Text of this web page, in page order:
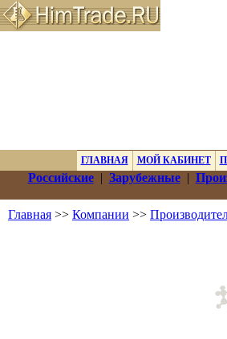
ГЛАВНАЯ МОЙ КАБИНЕТ
Российские| Зарубежные|
Главная >> Компании >>